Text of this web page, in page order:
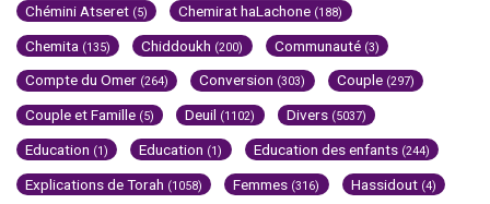
Chémini Atseret (5) Chemirat haLachone (188)
Chemita (135) Chiddoukh (200) Communauté (3)
Compte du Omer (264) Conversion (303) Couple (297)
Couple et Famille (5) Deuil (1102) Divers (5037)
Education (1) Education (1) Education des enfants (244)
Explications de Torah (1058) Femmes (316) Hassidout (4)